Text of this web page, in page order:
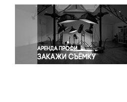
Светская жизнь
Спорт
Экология
Экономика и бизнес